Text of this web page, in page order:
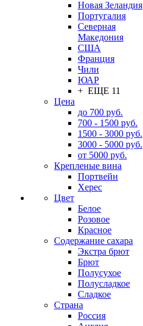
Новая Зеландия
Португалия
Северная
Македония
США
Франция
Чили
ЮАР
+ ЕЩЕ 11
Цена
до 700 руб.
700 - 1500 руб.
1500 - 3000 руб.
3000 - 5000 руб.
от 5000 руб.
Крепленые вина
Портвейн
Херес
Цвет
Белое
Розовое
Красное
Содержание сахара
Экстра брют
Брют
Полусухое
Полусладкое
Сладкое
Страна
Россия